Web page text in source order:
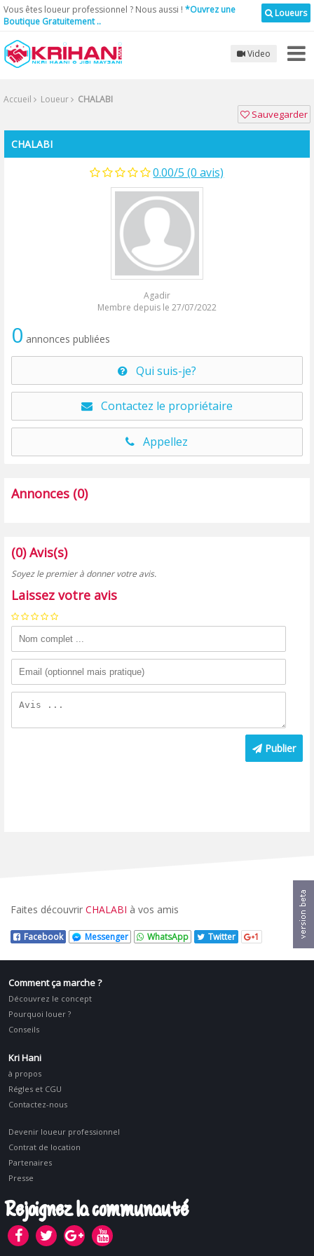
Loueurs
Vous êtes loueur professionnel ? Nous aussi ! *Ouvrez une
Boutique Gratuitement ..
Video
Accueil Loueur CHALABI
Sauvegarder
CHALABI
0.00/5 (0 avis)
Agadir
Membre depuis le 27/07/2022
0 annonces publiées
Qui suis-je?
Contactez le propriétaire
Appellez
Annonces (0)
(0) Avis(s)
Soyez le premier à donner votre avis.
Laissez votre avis
Publier
Faites découvrir CHALABI à vos amis
Facebook Messenger WhatsApp Twitter 1
Comment ça marche ?
Découvrez le concept
Pourquoi louer ?
Conseils
Kri Hani
à propos
Régles et CGU
Contactez-nous
Devenir loueur professionnel
Contrat de location
Partenaires
Presse
Rejoignez la communauté